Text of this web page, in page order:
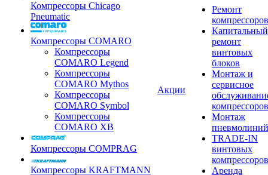
Компрессоры Chicago
Pneumatic
Компрессоры COMARO
Компрессоры
COMARO Legend
Компрессоры
COMARO Mythos
Компрессоры
COMARO Symbol
Компрессоры
COMARO XB
Компрессоры COMPRAG
Компрессоры KRAFTMANN
Акции
Ремонт
компрессоров
Капитальный
ремонт
винтовых
блоков
Монтаж и
сервисное
компрессоров
Монтаж
пневмолиний
TRADE-IN
винтовых
компрессоров
Аренда